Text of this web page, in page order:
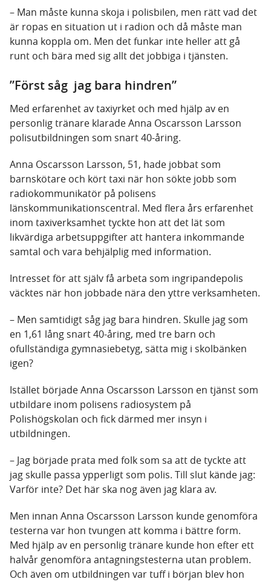
– Man måste kunna skoja i polisbilen, men rätt vad det
är ropas en situation ut i radion och då måste man
kunna koppla om. Men det funkar inte heller att gå
runt och bära med sig allt det jobbiga i tjänsten.
”Först såg jag bara hindren”
Med erfarenhet av taxiyrket och med hjälp av en
personlig tränare klarade Anna Oscarsson Larsson
polisutbildningen som snart 40-åring.
Anna Oscarsson Larsson, 51, hade jobbat som
barnskötare och kört taxi när hon sökte jobb som
radiokommunikatör på polisens
länskommunikationscentral. Med flera års erfarenhet
inom taxiverksamhet tyckte hon att det lät som
likvärdiga arbetsuppgifter att hantera inkommande
samtal och vara behjälplig med information.
Intresset för att själv få arbeta som ingripandepolis
väcktes när hon jobbade nära den yttre verksamheten.
– Men samtidigt såg jag bara hindren. Skulle jag som
en 1,61 lång snart 40-åring, med tre barn och
ofullständiga gymnasiebetyg, sätta mig i skolbänken
igen?
Istället började Anna Oscarsson Larsson en tjänst som
utbildare inom polisens radiosystem på
Polishögskolan och fick därmed mer insyn i
utbildningen.
– Jag började prata med folk som sa att de tyckte att
jag skulle passa ypperligt som polis. Till slut kände jag:
Varför inte? Det här ska nog även jag klara av.
Men innan Anna Oscarsson Larsson kunde genomföra
testerna var hon tvungen att komma i bättre form.
Med hjälp av en personlig tränare kunde hon efter ett
halvår genomföra antagningstesterna utan problem.
Och även om utbildningen var tuff i början blev hon